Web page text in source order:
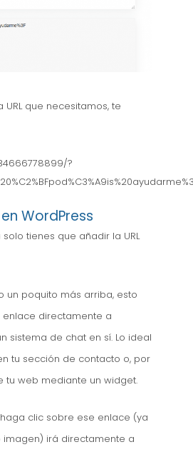
que necesitamos, te
?
WordPress
solo tienes que añadir la URL
un poquito más arriba, esto
directamente a
sistema de chat en sí. Lo ideal
tu sección de contacto o, por
tu web mediante un widget.
clic sobre ese enlace (ya
irá directamente a